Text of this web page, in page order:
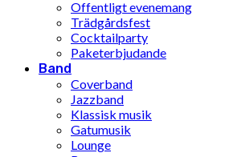
Offentligt evenemang
Trädgårdsfest
Cocktailparty
Paketerbjudande
Band
Coverband
Jazzband
Klassisk musik
Gatumusik
Lounge